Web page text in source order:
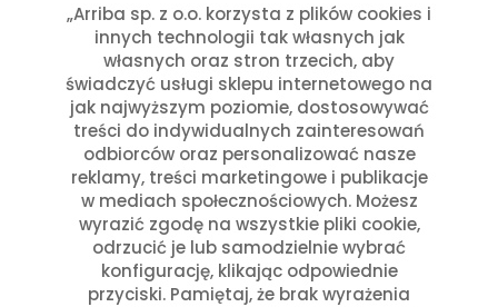
„Arriba sp. z o.o. korzysta z plików cookies i
innych technologii tak własnych jak
własnych oraz stron trzecich, aby
świadczyć usługi sklepu internetowego na
jak najwyższym poziomie, dostosowywać
treści do indywidualnych zainteresowań
odbiorców oraz personalizować nasze
reklamy, treści marketingowe i publikacje
w mediach społecznościowych. Możesz
wyrazić zgodę na wszystkie pliki cookie,
odrzucić je lub samodzielnie wybrać
konfigurację, klikając odpowiednie
przyciski. Pamiętaj, że brak wyrażenia
Polecane produkty